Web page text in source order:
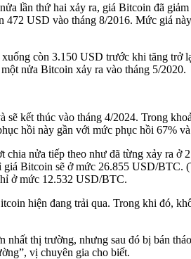
lần thứ hai xảy ra, giá Bitcoin đã
USD vào tháng 8/2016. Mức giá
còn 3.150 USD trước khi tăng trở
nửa Bitcoin xảy ra vào tháng 5/2020.
kết thúc vào tháng 4/2024. Trong
hồi này gần với mức phục hồi 67%
nửa tiếp theo như đã từng xảy ra ở
Bitcoin sẽ ở mức 26.855 USD/
ở mức 12.532 USD/BTC.
hiện đang trải qua. Trong khi đó,
thị trường, nhưng sau đó bị bán
vị chuyên gia cho biết.